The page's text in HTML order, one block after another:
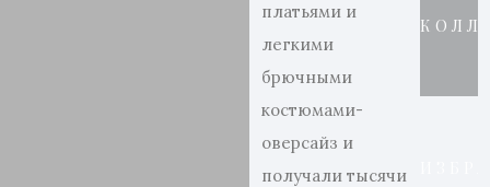
платьями и
легкими
брючными
костюмами-
оверсайз и
получали тысячи